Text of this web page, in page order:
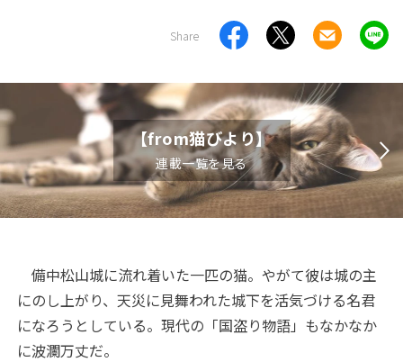
Share
【from猫びより】
連載一覧を見る
備中松山城に流れ着いた一匹の猫。やがて彼は城の主
にのし上がり、天災に見舞われた城下を活気づける名君
になろうとしている。現代の「国盗り物語」もなかなか
に波瀾万丈だ。